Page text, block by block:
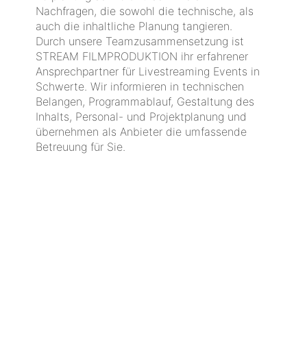
Nachfragen, die sowohl die technische, als
auch die inhaltliche Planung tangieren.
Durch unsere Teamzusammensetzung ist
STREAM FILMPRODUKTION ihr erfahrener
Ansprechpartner für Livestreaming Events in
Schwerte. Wir informieren in technischen
Belangen, Programmablauf, Gestaltung des
Inhalts, Personal- und Projektplanung und
übernehmen als Anbieter die umfassende
Betreuung für Sie.